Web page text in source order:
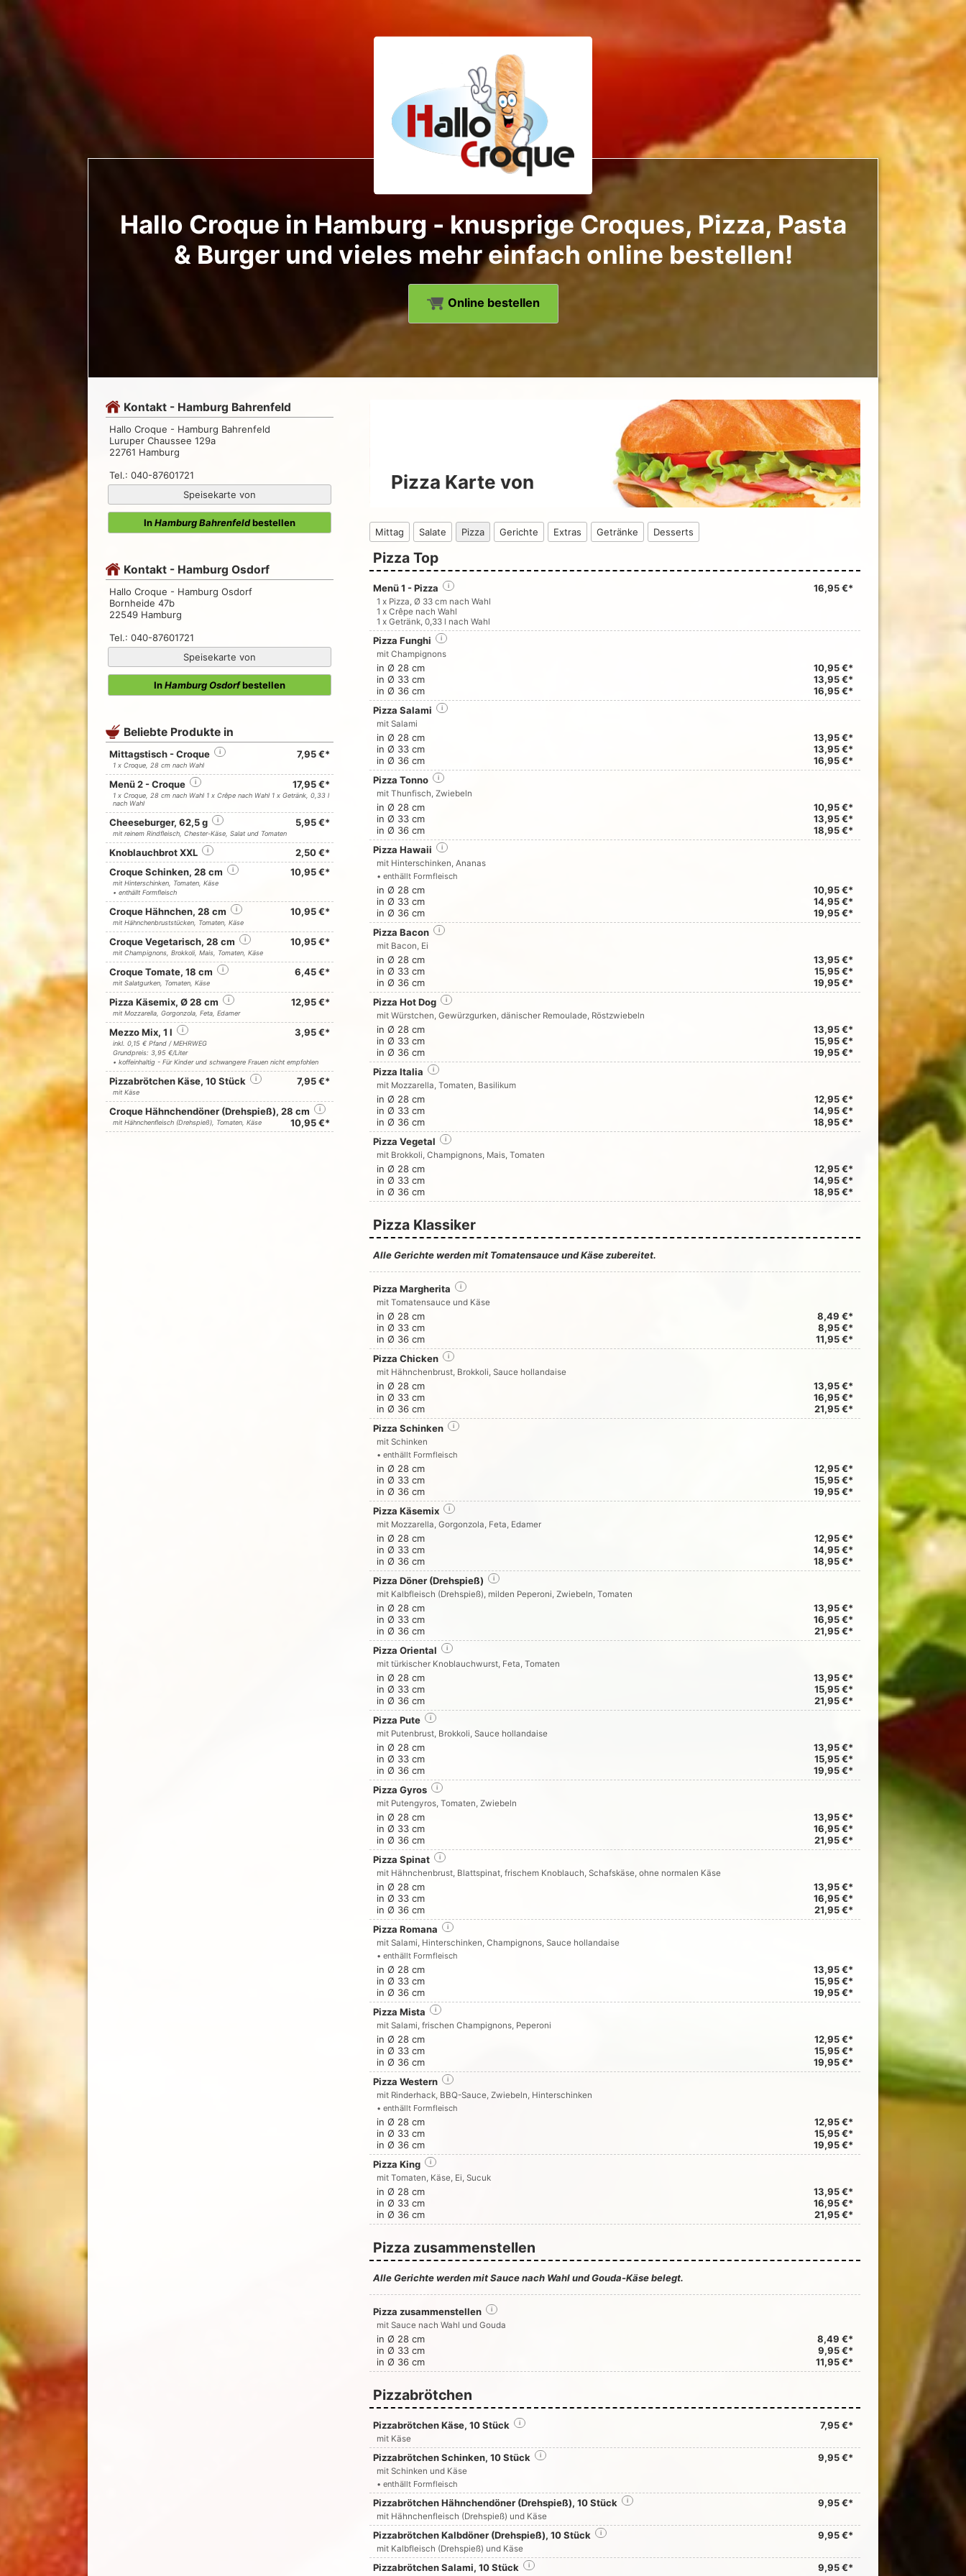
Hallo Croque in Hamburg - knusprige Croques, Pizza, Pasta
& Burger und vieles mehr einfach online bestellen!
Online bestellen
Kontakt - Hamburg Bahrenfeld
Hallo Croque - Hamburg Bahrenfeld
Luruper Chaussee 129a
22761 Hamburg
Tel.: 040-87601721
Speisekarte von
InHamburg Bahrenfeldbestellen
Kontakt - Hamburg Osdorf
Hallo Croque - Hamburg Osdorf
Bornheide 47b
22549 Hamburg
Tel.: 040-87601721
Speisekarte von
InHamburg Osdorfbestellen
Beliebte Produkte in
Mittagstisch - Croque i 7,95 €*
1 x Croque, 28 cm nach Wahl
Menü 2 - Croque i 17,95 €*
1 x Croque, 28 cm nach Wahl 1 x Crêpe nach Wahl 1 x Getränk, 0,33 l
nach Wahl
Cheeseburger, 62,5 g i 5,95 €*
mit reinem Rindfleisch, Chester-Käse, Salat und Tomaten
Knoblauchbrot XXL i
2,50 €*
Croque Schinken, 28 cm
i 10,95 €*
mit Hinterschinken, Tomaten, Käse
• enthällt Formfleisch
Croque Hähnchen, 28 cm i 10,95 €*
mit Hähnchenbruststücken, Tomaten, Käse
Croque Vegetarisch, 28 cm i 10,95 €*
mit Champignons, Brokkoli, Mais, Tomaten, Käse
Croque Tomate, 18 cm i 6,45 €*
mit Salatgurken, Tomaten, Käse
Pizza Käsemix, Ø 28 cm i 12,95 €*
mit Mozzarella, Gorgonzola, Feta, Edamer
Mezzo Mix, 1 l i 3,95 €*
inkl. 0,15 € Pfand / MEHRWEG
Grundpreis: 3,95 €/Liter
• koffeinhaltig - Für Kinder und schwangere Frauen nicht empfohlen
Pizzabrötchen Käse, 10 Stück i 7,95 €*
mit Käse
Croque Hähnchendöner (Drehspieß), 28 cm i
10,95 €*
mit Hähnchenfleisch (Drehspieß), Tomaten, Käse
Pizza Karte von
Mittag Salate Pizza Gerichte Extras Getränke Desserts
Pizza Top
Menü 1 - Pizza 16,95 €*
i
1 x Pizza, Ø 33 cm nach Wahl
1 x Crêpe nach Wahl
1 x Getränk, 0,33 l nach Wahl
Pizza Funghi i
mit Champignons
in Ø 28 cm
10,95 €*
in Ø 33 cm
13,95 €*
in Ø 36 cm
16,95 €*
Pizza Salami
i
mit Salami
in Ø 28 cm
13,95 €*
in Ø 33 cm
13,95 €*
in Ø 36 cm
16,95 €*
Pizza Tonno
i
mit Thunfisch, Zwiebeln
in Ø 28 cm
10,95 €*
in Ø 33 cm
13,95 €*
in Ø 36 cm
18,95 €*
Pizza Hawaii
i
mit Hinterschinken, Ananas
• enthällt Formfleisch
in Ø 28 cm
10,95 €*
in Ø 33 cm
14,95 €*
in Ø 36 cm
19,95 €*
Pizza Bacon
i
mit Bacon, Ei
in Ø 28 cm
13,95 €*
in Ø 33 cm
15,95 €*
in Ø 36 cm
19,95 €*
Pizza Hot Dog
i
mit Würstchen, Gewürzgurken, dänischer Remoulade, Röstzwiebeln
in Ø 28 cm
13,95 €*
in Ø 33 cm
15,95 €*
in Ø 36 cm
19,95 €*
Pizza Italia
i
mit Mozzarella, Tomaten, Basilikum
in Ø 28 cm
12,95 €*
in Ø 33 cm
14,95 €*
in Ø 36 cm
18,95 €*
Pizza Vegetal
i
mit Brokkoli, Champignons, Mais, Tomaten
in Ø 28 cm
12,95 €*
in Ø 33 cm
14,95 €*
in Ø 36 cm
18,95 €*
Pizza Klassiker
Alle Gerichte werden mit Tomatensauce und Käse zubereitet.
Pizza Margherita i
mit Tomatensauce und Käse
in Ø 28 cm
8,49 €*
in Ø 33 cm
8,95 €*
in Ø 36 cm
11,95 €*
Pizza Chicken
i
mit Hähnchenbrust, Brokkoli, Sauce hollandaise
in Ø 28 cm
13,95 €*
in Ø 33 cm
16,95 €*
in Ø 36 cm
21,95 €*
Pizza Schinken
i
mit Schinken
• enthällt Formfleisch
in Ø 28 cm
12,95 €*
in Ø 33 cm
15,95 €*
in Ø 36 cm
19,95 €*
Pizza Käsemix
i
mit Mozzarella, Gorgonzola, Feta, Edamer
in Ø 28 cm
12,95 €*
in Ø 33 cm
14,95 €*
in Ø 36 cm
18,95 €*
Pizza Döner (Drehspieß)
i
mit Kalbfleisch (Drehspieß), milden Peperoni, Zwiebeln, Tomaten
in Ø 28 cm
13,95 €*
in Ø 33 cm
16,95 €*
in Ø 36 cm
21,95 €*
Pizza Oriental
i
mit türkischer Knoblauchwurst, Feta, Tomaten
in Ø 28 cm
13,95 €*
in Ø 33 cm
15,95 €*
in Ø 36 cm
21,95 €*
Pizza Pute
i
mit Putenbrust, Brokkoli, Sauce hollandaise
in Ø 28 cm
13,95 €*
in Ø 33 cm
15,95 €*
in Ø 36 cm
19,95 €*
Pizza Gyros
i
mit Putengyros, Tomaten, Zwiebeln
in Ø 28 cm
13,95 €*
in Ø 33 cm
16,95 €*
in Ø 36 cm
21,95 €*
Pizza Spinat
i
mit Hähnchenbrust, Blattspinat, frischem Knoblauch, Schafskäse, ohne normalen Käse
in Ø 28 cm
13,95 €*
in Ø 33 cm
16,95 €*
in Ø 36 cm
21,95 €*
Pizza Romana
i
mit Salami, Hinterschinken, Champignons, Sauce hollandaise
• enthällt Formfleisch
in Ø 28 cm
13,95 €*
in Ø 33 cm
15,95 €*
in Ø 36 cm
19,95 €*
Pizza Mista
i
mit Salami, frischen Champignons, Peperoni
in Ø 28 cm
12,95 €*
in Ø 33 cm
15,95 €*
in Ø 36 cm
19,95 €*
Pizza Western
i
mit Rinderhack, BBQ-Sauce, Zwiebeln, Hinterschinken
• enthällt Formfleisch
in Ø 28 cm
12,95 €*
in Ø 33 cm
15,95 €*
in Ø 36 cm
19,95 €*
Pizza King
i
mit Tomaten, Käse, Ei, Sucuk
in Ø 28 cm
13,95 €*
in Ø 33 cm
16,95 €*
in Ø 36 cm
21,95 €*
Pizza zusammenstellen
Alle Gerichte werden mit Sauce nach Wahl und Gouda-Käse belegt.
Pizza zusammenstellen i
mit Sauce nach Wahl und Gouda
in Ø 28 cm
8,49 €*
in Ø 33 cm
9,95 €*
in Ø 36 cm
11,95 €*
Pizzabrötchen
Pizzabrötchen Käse, 10 Stück 7,95 €*
i
mit Käse
Pizzabrötchen Schinken, 10 Stück 9,95 €*
i
mit Schinken und Käse
• enthällt Formfleisch
Pizzabrötchen Hähnchendöner (Drehspieß), 10 Stück 9,95 €*
i
mit Hähnchenfleisch (Drehspieß) und Käse
Pizzabrötchen Kalbdöner (Drehspieß), 10 Stück 9,95 €*
i
mit Kalbfleisch (Drehspieß) und Käse
Pizzabrötchen Salami, 10 Stück 9,95 €*
i